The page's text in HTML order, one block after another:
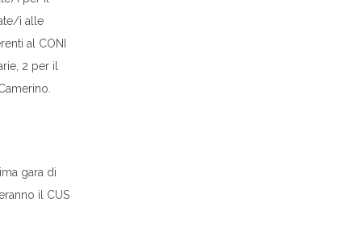
i alle
al CONI
2 per il
gara di
il CUS